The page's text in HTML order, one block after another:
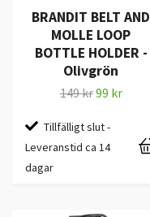
BRANDIT BELT AND
MOLLE LOOP
BOTTLE HOLDER -
Olivgrön
149 kr99 kr
Tillfälligt slut -
Leveranstid ca 14
dagar